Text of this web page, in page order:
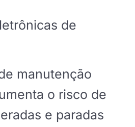
de
manutenção
o risco de
e paradas